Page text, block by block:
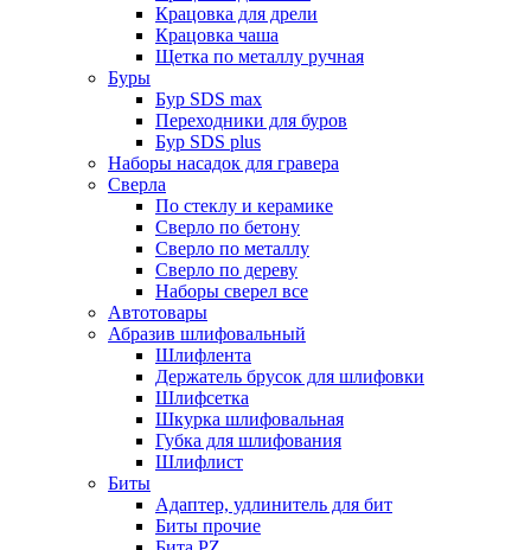
Крацовка для дрели
Крацовка чаша
Щетка по металлу ручная
Буры
Бур SDS max
Переходники для буров
Бур SDS plus
Наборы насадок для гравера
Сверла
По стеклу и керамике
Сверло по бетону
Сверло по металлу
Сверло по дереву
Наборы сверел все
Автотовары
Абразив шлифовальный
Шлифлента
Держатель брусок для шлифовки
Шлифсетка
Шкурка шлифовальная
Губка для шлифования
Шлифлист
Биты
Адаптер, удлинитель для бит
Биты прочие